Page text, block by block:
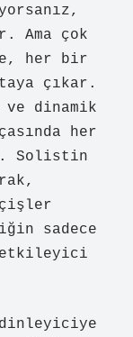
Ama çok
her bir
çıkar.
dinamik
her
Solistin
sadece
etkileyici